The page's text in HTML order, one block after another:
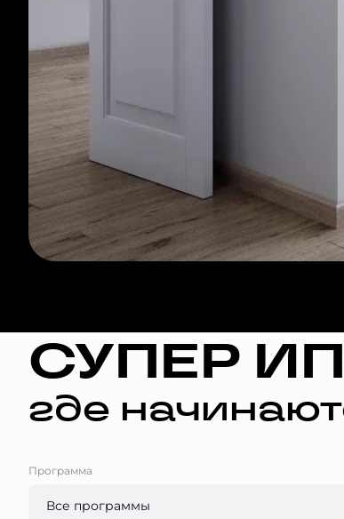
СУПЕР
где
Программа
Все программы